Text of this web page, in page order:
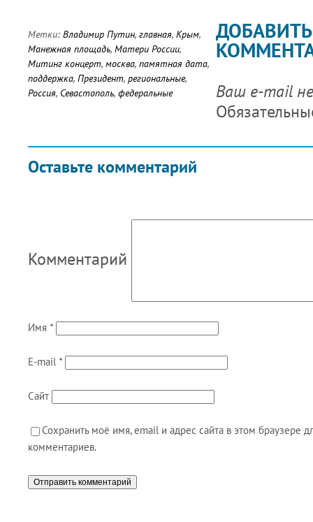
Метки: Владимир Путин, главная, Крым,
Манежная площадь, Матери России,
Митинг концерт, москва, памятная дата,
поддержка, Президент, региональные,
Россия, Севастополь, федеральные
Оставьте комментарий
ДОБАВИТЬ
Ваш e-mail
Комментарий
Имя *
E-mail *
Сайт
Сохранить моё имя, email и адрес сайта в этом браузере
комментариев.